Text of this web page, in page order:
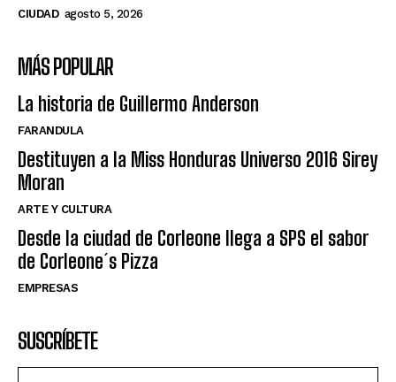
CIUDAD agosto 5, 2026
MÁS POPULAR
La historia de Guillermo Anderson
FARANDULA
Destituyen a la Miss Honduras Universo 2016 Sirey
Moran
ARTE Y CULTURA
Desde la ciudad de Corleone llega a SPS el sabor
de Corleone´s Pizza
EMPRESAS
SUSCRÍBETE